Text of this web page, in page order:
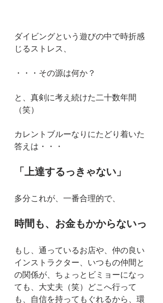
ダイビングという遊びの中で時折感
じるストレス、
・・・その源は何か？
と、真剣に考え続けた二十数年間
（笑）
カレントブルーなりにたどり着いた
答えは・・・
「上達するっきゃない」
多分これが、一番合理的で、
時間も、お金もかからないっ
もし、通っているお店や、仲の良い
インストラクター、いつもの仲間と
の関係が、ちょっとビミョーになっ
ても、大丈夫（笑）どこへ行って
も、自信を持ってもぐれるから、環